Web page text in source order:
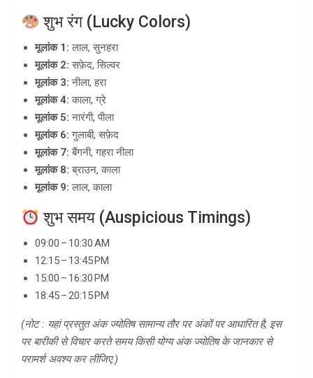
शुभ रंग (Lucky Colors)
मूलांक 1: लाल, सुनहरा
मूलांक 2: सफ़ेद, सिल्वर
मूलांक 3: नीला, हरा
मूलांक 4: काला, ग्रे
मूलांक 5: नारंगी, पीला
मूलांक 6: गुलाबी, सफ़ेद
मूलांक 7: बैंगनी, गहरा नीला
मूलांक 8: ब्राउन, काला
मूलांक 9: लाल, काला
शुभ समय (Auspicious Timings)
09:00 – 10:30 AM
12:15 – 13:45 PM
15:00 – 16:30 PM
18:45 – 20:15 PM
(नोट : यहां प्रस्तुत अंक ज्योतिष सामान्य तौर पर अंकों पर आधारित है, इस
पर बारीकी से विचार करते समय किसी योग्य अंक ज्योतिष के जानकार से
परामर्श अवश्य कर लीजिए.)